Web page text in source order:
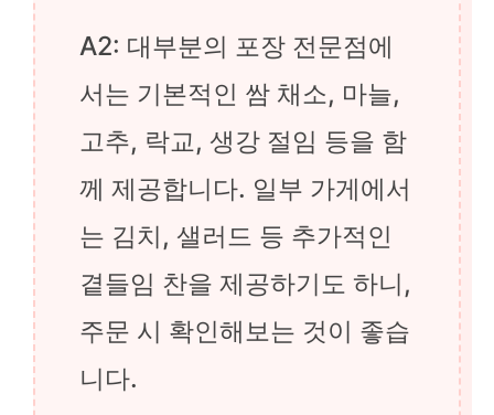
A2: 대부분의 포장 전문점에
서는 기본적인 쌈 채소, 마늘,
고추, 락교, 생강 절임 등을 함
께 제공합니다. 일부 가게에서
는 김치, 샐러드 등 추가적인
곁들임 찬을 제공하기도 하니,
주문 시 확인해보는 것이 좋습
니다.